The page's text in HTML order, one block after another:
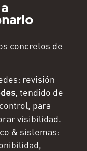
concretos de
revisión
, tendido de
para
visibilidad.
& sistemas: